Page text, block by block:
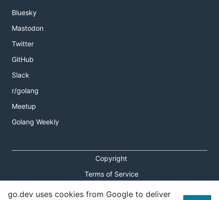
Bluesky
Mastodon
Twitter
GitHub
Slack
r/golang
Meetup
Golang Weekly
Copyright
Terms of Service
Privacy Policy
go.dev uses cookies from Google to deliver